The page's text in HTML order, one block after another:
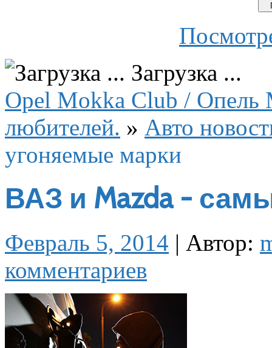
Загрузка ...
Opel Mokka Club / Опель
любителей. » Авто
угоняемые марки
ВАЗ и Mazda -
Февраль 5, 2014 | Автор:
комментариев